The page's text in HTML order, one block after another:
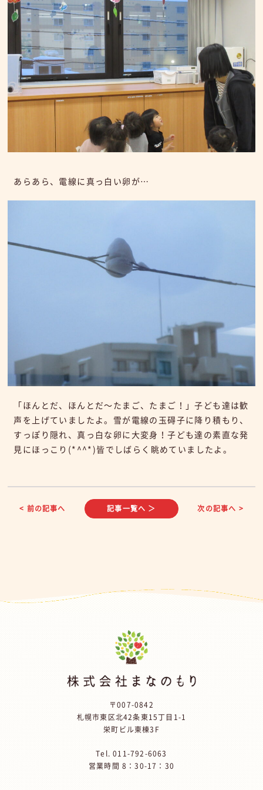
あらあら、電線に真っ白い卵が…
「ほんとだ、ほんとだ～たまご、たまご！」子ども達は歓
声を上げていましたよ。雪が電線の玉碍子に降り積もり、
すっぽり隠れ、真っ白な卵に大変身！子ども達の素直な発
見にほっこり(*^^*)皆でしばらく眺めていましたよ。
< 前の記事へ 記事一覧へ ＞ 次の記事へ >
〒007-0842
札幌市東区北42条東15丁目1-1
栄町ビル東棟3F
Tel.011-792-6063
営業時間 8：30-17：30